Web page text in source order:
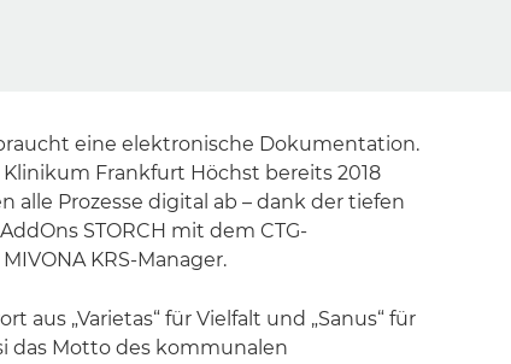
eine elektronische Dokumentation.
Frankfurt Höchst bereits 2018
alle Prozesse digital ab – dank der tiefen
STORCH mit dem CTG-
KRS-Manager.
aus „Varietas“ für Vielfalt und „Sanus“ für
das Motto des kommunalen